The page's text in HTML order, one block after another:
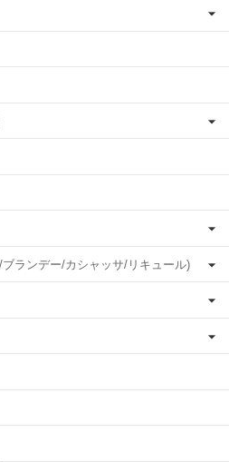
ランデー/カシャッサ/リキュール)